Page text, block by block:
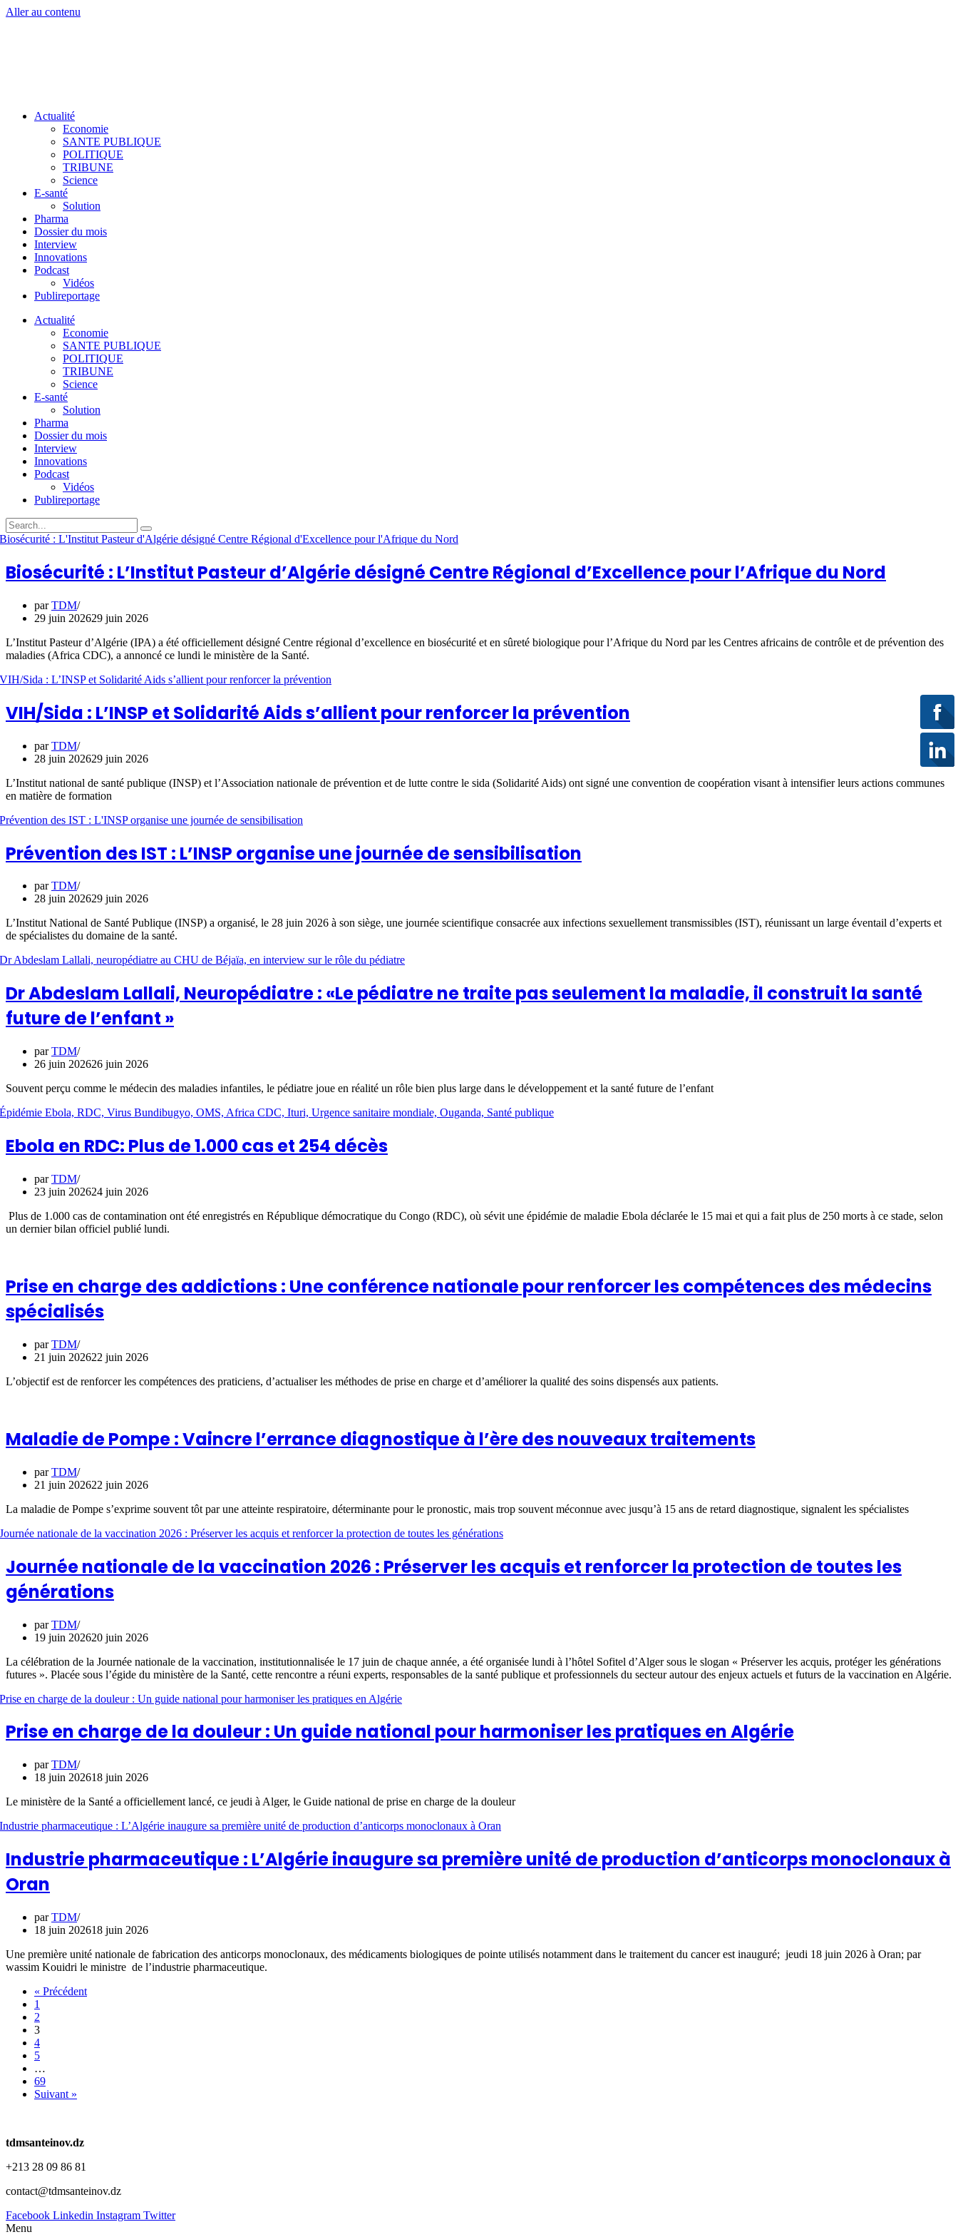
Aller au contenu
Actualité
Economie
SANTE PUBLIQUE
POLITIQUE
TRIBUNE
Science
E-santé
Solution
Pharma
Dossier du mois
Interview
Innovations
Podcast
Vidéos
Publireportage
Actualité
Economie
SANTE PUBLIQUE
POLITIQUE
TRIBUNE
Science
E-santé
Solution
Pharma
Dossier du mois
Interview
Innovations
Podcast
Vidéos
Publireportage
Biosécurité : L’Institut Pasteur d’Algérie désigné Centre Régional d’Excellence pour l’Afrique du Nord
parTDM
29 juin 202629 juin 2026
L’Institut Pasteur d’Algérie (IPA) a été officiellement désigné Centre régional d’excellence en biosécurité et en sûreté biologique pour l’Afrique du Nord par les Centres africains de contrôle et de prévention des
maladies (Africa CDC), a annoncé ce lundi le ministère de la Santé.
VIH/Sida : L’INSP et Solidarité Aids s’allient pour renforcer la prévention
parTDM
28 juin 202629 juin 2026
L’Institut national de santé publique (INSP) et l’Association nationale de prévention et de lutte contre le sida (Solidarité Aids) ont signé une convention de coopération visant à intensifier leurs actions communes
en matière de formation
Prévention des IST : L’INSP organise une journée de sensibilisation
parTDM
28 juin 202629 juin 2026
L’Institut National de Santé Publique (INSP) a organisé, le 28 juin 2026 à son siège, une journée scientifique consacrée aux infections sexuellement transmissibles (IST), réunissant un large éventail d’experts et
de spécialistes du domaine de la santé.
Dr Abdeslam Lallali, Neuropédiatre : «Le pédiatre ne traite pas seulement la maladie, il construit la santé
future de l’enfant »
parTDM
26 juin 202626 juin 2026
Souvent perçu comme le médecin des maladies infantiles, le pédiatre joue en réalité un rôle bien plus large dans le développement et la santé future de l’enfant
Ebola en RDC: Plus de 1.000 cas et 254 décès
parTDM
23 juin 202624 juin 2026
Plus de 1.000 cas de contamination ont été enregistrés en République démocratique du Congo (RDC), où sévit une épidémie de maladie Ebola déclarée le 15 mai et qui a fait plus de 250 morts à ce stade, selon
un dernier bilan officiel publié lundi.
Prise en charge des addictions : Une conférence nationale pour renforcer les compétences des médecins
spécialisés
parTDM
21 juin 202622 juin 2026
L’objectif est de renforcer les compétences des praticiens, d’actualiser les méthodes de prise en charge et d’améliorer la qualité des soins dispensés aux patients.
Maladie de Pompe : Vaincre l’errance diagnostique à l’ère des nouveaux traitements
parTDM
21 juin 202622 juin 2026
La maladie de Pompe s’exprime souvent tôt par une atteinte respiratoire, déterminante pour le pronostic, mais trop souvent méconnue avec jusqu’à 15 ans de retard diagnostique, signalent les spécialistes
Journée nationale de la vaccination 2026 : Préserver les acquis et renforcer la protection de toutes les
générations
parTDM
19 juin 202620 juin 2026
La célébration de la Journée nationale de la vaccination, institutionnalisée le 17 juin de chaque année, a été organisée lundi à l’hôtel Sofitel d’Alger sous le slogan « Préserver les acquis, protéger les générations
futures ». Placée sous l’égide du ministère de la Santé, cette rencontre a réuni experts, responsables de la santé publique et professionnels du secteur autour des enjeux actuels et futurs de la vaccination en Algérie.
Prise en charge de la douleur : Un guide national pour harmoniser les pratiques en Algérie
parTDM
18 juin 202618 juin 2026
Le ministère de la Santé a officiellement lancé, ce jeudi à Alger, le Guide national de prise en charge de la douleur
Industrie pharmaceutique : L’Algérie inaugure sa première unité de production d’anticorps monoclonaux à
Oran
parTDM
18 juin 202618 juin 2026
Une première unité nationale de fabrication des anticorps monoclonaux, des médicaments biologiques de pointe utilisés notamment dans le traitement du cancer est inauguré; jeudi 18 juin 2026 à Oran; par
wassim Kouidri le ministre de l’industrie pharmaceutique.
« Précédent
1
2
3
4
5
…
69
Suivant »
tdmsanteinov.dz
+213 28 09 86 81
contact@tdmsanteinov.dz
Facebook Linkedin Instagram Twitter
Menu